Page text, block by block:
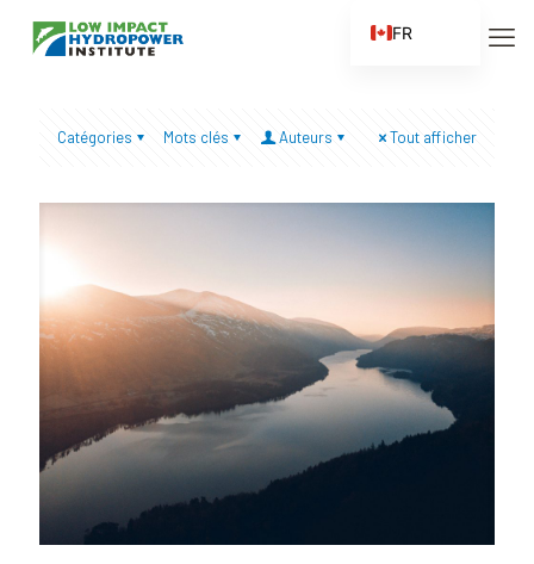
Catégories Mots clés Auteurs Tout afficher
FR